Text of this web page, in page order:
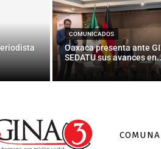
COMUNICADOS
Oaxaca presenta ante
SEDATU sus avances